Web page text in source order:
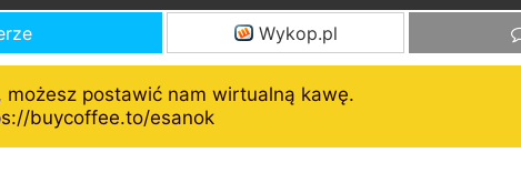
Wykop.pl
możesz postawić nam wirtualną kawę.
buycoffee.to/esanok